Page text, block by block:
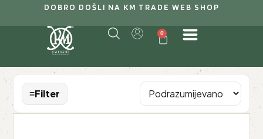
DOBRO DOŠLI NA KM TRADE WEB SHOP
0
≡Filter